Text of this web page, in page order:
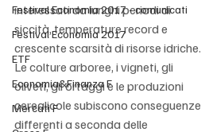
Festival Economia 2017 - comunicati
Festival Economia 2017
ETF
Economia&Finanza F
Mercati F
interessati da lunghi periodi di
siccità, temperature record e
crescente scarsità di risorse idriche.
Le colture arboree, i vigneti, gli
oliveti, gli ortaggi e le produzioni
cerealicole subiscono conseguenze
differenti a seconda delle